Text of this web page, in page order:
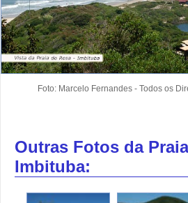
Foto: Marcelo Fernandes - Todos os
Outras Fotos da
Imbituba: